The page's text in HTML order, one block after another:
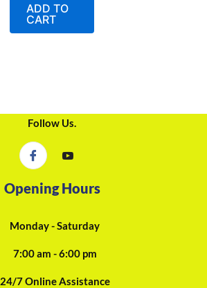
ADD TO
CART
Follow Us.
Opening Hours
Monday - Saturday
7:00 am - 6:00 pm
24/7 Online Assistance